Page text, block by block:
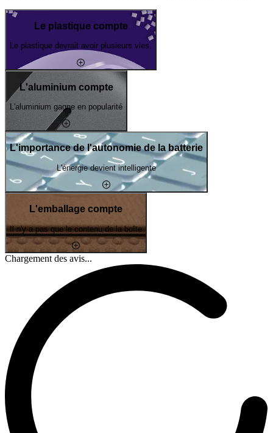
Le plastique compte
Le plastique devrait avoir plusieurs vies.
L'aluminium compte
L'aluminium gagne en popularité
L'importance de l'autonomie de la batterie
L'énergie devient intelligente
L'emballage compte
Il n'y a pas que le contenu de la boîte
Chargement des avis...